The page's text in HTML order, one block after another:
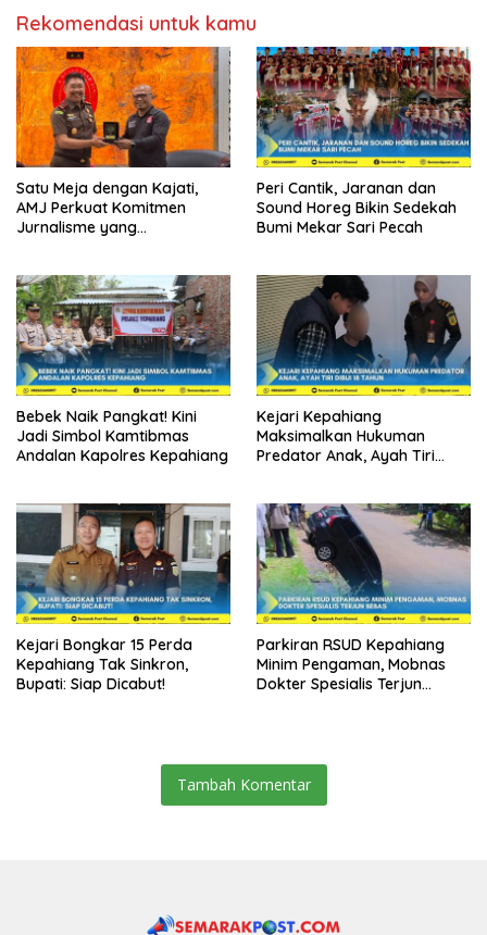
Rekomendasi untuk kamu
Satu Meja dengan Kajati,
AMJ Perkuat Komitmen
Jurnalisme yang
Peri Cantik, Jaranan dan
Sound Horeg Bikin Sedekah
Bumi Mekar Sari Pecah
Bebek Naik Pangkat! Kini
Jadi Simbol Kamtibmas
Andalan Kapolres Kepahiang
Kejari Kepahiang
Maksimalkan Hukuman
Predator Anak, Ayah Tiri
Kejari Bongkar 15 Perda
Kepahiang Tak Sinkron,
Bupati: Siap Dicabut!
Parkiran RSUD Kepahiang
Minim Pengaman, Mobnas
Dokter Spesialis Terjun
Tambah Komentar